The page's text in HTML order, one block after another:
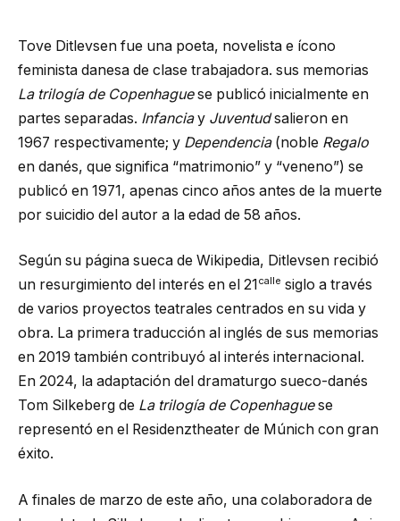
Tove Ditlevsen fue una poeta, novelista e ícono
feminista danesa de clase trabajadora. sus memorias
La trilogía de Copenhaguese publicó inicialmente en
partes separadas. Infanciay Juventudsalieron en
1967 respectivamente; y Dependencia(noble Regalo
en danés, que significa “matrimonio” y “veneno”) se
publicó en 1971, apenas cinco años antes de la muerte
por suicidio del autor a la edad de 58 años.
Según su página sueca de Wikipedia, Ditlevsen recibió
un resurgimiento del interés en el 21 calle siglo a través
de varios proyectos teatrales centrados en su vida y
obra. La primera traducción al inglés de sus memorias
en 2019 también contribuyó al interés internacional.
En 2024, la adaptación del dramaturgo sueco-danés
Tom Silkeberg de La trilogía de Copenhaguese
representó en el Residenztheater de Múnich con gran
éxito.
A finales de marzo de este año, una colaboradora de